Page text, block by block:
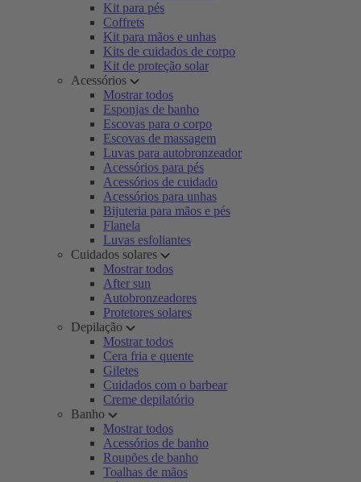
Kit para pés
Coffrets
Kit para mãos e unhas
Kits de cuidados de corpo
Kit de proteção solar
Acessórios
Mostrar todos
Esponjas de banho
Escovas para o corpo
Escovas de massagem
Luvas para autobronzeador
Acessórios para pés
Acessórios de cuidado
Acessórios para unhas
Bijuteria para mãos e pés
Flanela
Luvas esfoliantes
Cuidados solares
Mostrar todos
After sun
Autobronzeadores
Protetores solares
Depilação
Mostrar todos
Cera fria e quente
Giletes
Cuidados com o barbear
Creme depilatório
Banho
Mostrar todos
Acessórios de banho
Roupões de banho
Toalhas de mãos